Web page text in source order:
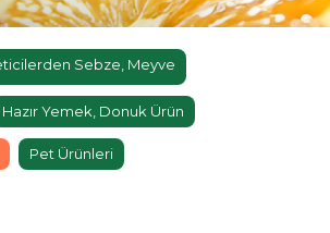
Sebze, Meyve
Hazır Yemek, Donuk Ürün
Pet Ürünleri